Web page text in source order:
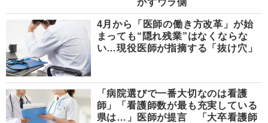
かすウラ側
4月から「医師の働き方改革」が始
まっても“隠れ残業”はなくならな
い…現役医師が指摘する「抜け穴」
「病院選びで一番大切なのは看護
師」「看護師数が最も充実している
県は…」医師が提言 「大卒看護師